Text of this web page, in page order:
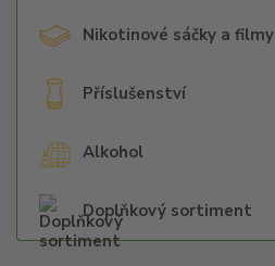
Nikotinové sáčky a filmy
Příslušenství
Alkohol
Doplňkový sortiment